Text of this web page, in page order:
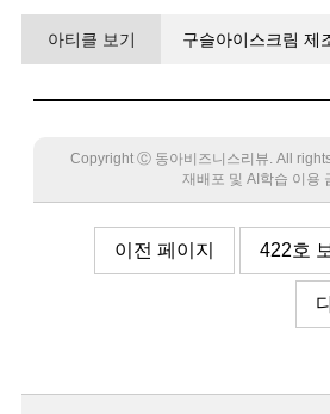
아티클 보기
구슬아이스크림 제
Copyright Ⓒ 동아비즈니스리뷰. All
재배포 및 AI학습 이용
이전 페이지 422호